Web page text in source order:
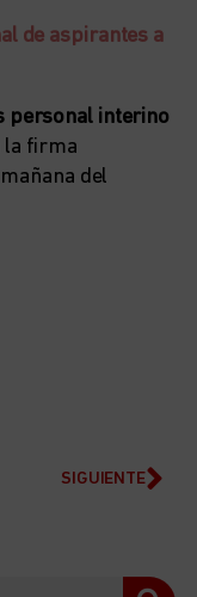
de aspirantes a
personal interino
la firma
del
SIGUIENTE